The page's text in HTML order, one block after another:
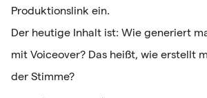
Produktionslink ein.
Der heutige Inhalt ist: Wie generiert
mit Voiceover? Das heißt, wie erstellt
der Stimme?